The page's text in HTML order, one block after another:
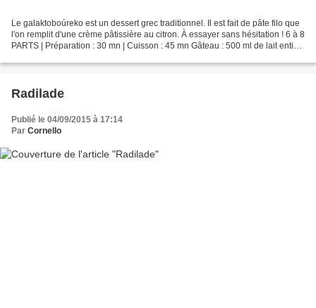
Le galaktoboúreko est un dessert grec traditionnel. Il est fait de pâte filo que
l'on remplit d'une crème pâtissière au citron. À essayer sans hésitation ! 6 à 8
PARTS | Préparation : 30 mn | Cuisson : 45 mn Gâteau : 500 ml de lait entier
Radilade
Publié le 04/09/2015 à 17:14
Par Cornello